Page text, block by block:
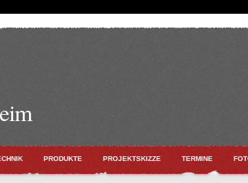
PRODUKTE PROJEKTSKIZZE TERMINE